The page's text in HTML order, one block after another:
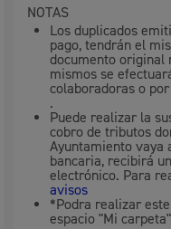
NOTAS
Los duplicados
pago, tendrán el
documento original
mismos se
colaboradoras o
.
Puede realizar la
cobro de tributos
Ayuntamiento vaya
bancaria, recibirá
electrónico. Para
avisos
*Podra realizar
espacio "Mi carpeta"